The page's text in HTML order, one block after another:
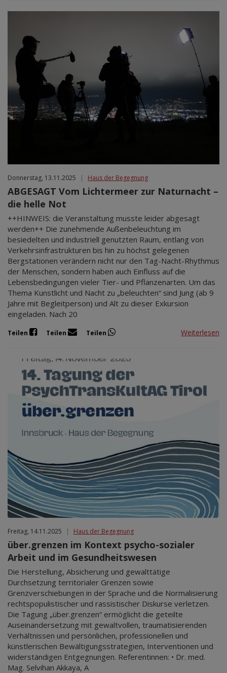
Donnerstag, 13.11.2025 | Haus der Begegnung
ABGESAGT Vom Lichtermeer zur Naturnacht –
die helle Not
++HINWEIS: die Veranstaltung musste leider abgesagt
werden++ Die zunehmende Außenbeleuchtung im
besiedelten und industriell genutzten Raum, entlang von
Verkehrsinfrastrukturen bis hin zu höchst gelegenen
Bergstationen verändern nicht nur den Tag-Nacht-Rhythmus
der Menschen, sondern haben auch Einfluss auf die
Lebensbedingungen vieler Tier- und Pflanzenarten. Um das
Thema Kunstlicht und Nacht zu „beleuchten“ sind Jung (ab 9
Jahre mit Begleitperson) und Alt zu dieser Exkursion
eingeladen. Nach 20
Teilen Teilen Teilen Weiterlesen
Freitag, 14.11.2025 | Haus der Begegnung
über.grenzen im Kontext psycho-sozialer
Arbeit und im Gesundheitswesen
Die Herstellung, Absicherung und gewalttätige
Durchsetzung territorialer Grenzen sowie
Grenzverschiebungen in der Sprache und die Normalisierung
rechtspopulistischer und rassistischer Diskurse verletzen.
Die Tagung „über.grenzen“ ermöglicht die geteilte
Auseinandersetzung mit gewaltvollen, traumatisierenden
Verhältnissen und persönlichen, professionellen und
künstlerischen Bewältigungsstrategien, Interventionen und
widerständigen Entgegnungen. Referentinnen: • Dr. med.
Mag. Selvihan Akkaya, A